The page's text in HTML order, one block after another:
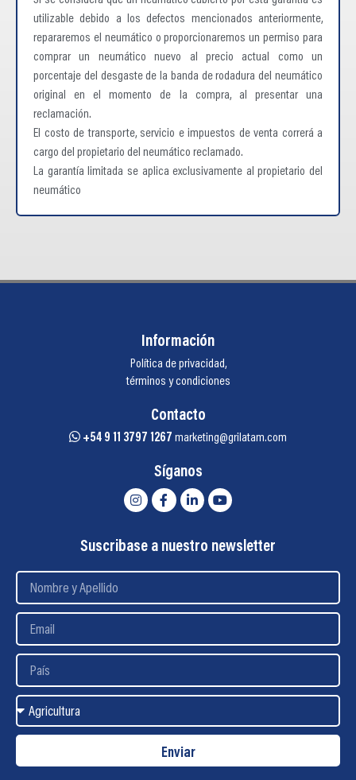
utilizable debido a los defectos mencionados anteriormente,
repararemos el neumático o proporcionaremos un permiso para
comprar un neumático nuevo al precio actual como un
porcentaje del desgaste de la banda de rodadura del neumático
original en el momento de la compra, al presentar una
reclamación.
El costo de transporte, servicio e impuestos de venta correrá a
cargo del propietario del neumático reclamado.
La garantía limitada se aplica exclusivamente al propietario del
neumático
Información
Política de privacidad,
términos y condiciones
Contacto
+54 9 11 3797 1267 marketing@grilatam.com
Síganos
Suscribase a nuestro newsletter
Enviar